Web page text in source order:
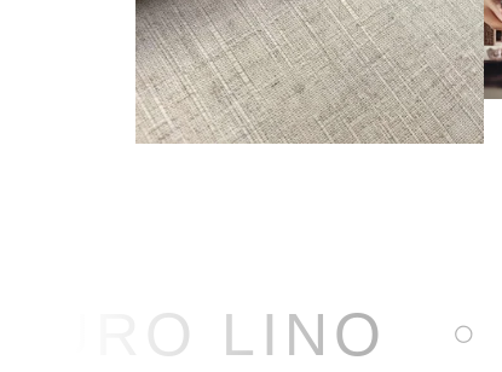
PURO LINO